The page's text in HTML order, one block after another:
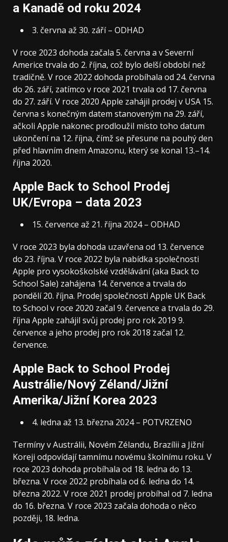
a Kanadě od roku 2024
3. června až 30. září – ODHAD
V roce 2023 dohoda začala 5. června a v Severní
Americe trvala do 2. října, což bylo delší období než
tradičně. V roce 2022 dohoda probíhala od 24. června
do 26. září, zatímco v roce 2021 trvala od 17. června
do 27. září. V roce 2020 Apple zahájil prodej v USA 15.
června s konečným datem stanoveným na 29. září,
ačkoli Apple nakonec prodloužil místo toho datum
ukončení na 12. října, čímž se přesune na pouhý den
před hlavním dnem Amazonu, který se konal 13.–14.
října 2020.
Apple Back to School Prodej
UK/Evropa – data 2023
15. července až 21. října 2024 – ODHAD
V roce 2023 byla dohoda uzavřena od 13. července
do 23. října. V roce 2022 byla nabídka společnosti
Apple pro vysokoškolské vzdělávání (aka Back to
School Sale) zahájena 14. července a trvala do
pondělí 20. října. Prodej společnosti Apple UK Back
to School v roce 2020 začal 9. července a trvala do 29.
října Apple zahájil svůj prodej pro rok 2019 9.
července a jeho prodej pro rok 2018 začal 12.
července.
Apple Back to School Prodej
Austrálie/Nový Zéland/Jižní
Amerika/Jižní Korea 2023
4. ledna až 13. března 2024 – POTVRZENO
Termíny v Austrálii, Novém Zélandu, Brazílii a Jižní
Koreji odpovídají tamnímu novému školnímu roku. V
roce 2023 dohoda probíhala od 18. ledna do 13.
března. V roce 2022 probíhala od 6. ledna do 14.
března 2022. V roce 2021 prodej probíhal od 7. ledna
do 16. března. V roce 2023 začala dohoda o něco
později, 18. ledna.